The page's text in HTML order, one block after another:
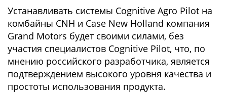
Устанавливать системы Cognitive Agro Pilot на
комбайны CNH и Case New Holland компания
Grand Motors будет своими силами, без
участия специалистов Cognitive Pilot, что, по
мнению российского разработчика, является
подтверждением высокого уровня качества и
простоты использования продукта.